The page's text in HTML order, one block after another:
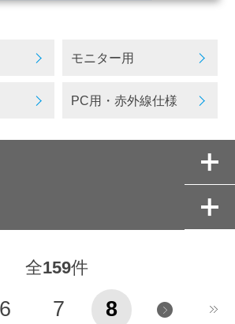
モニター用
PC用・赤外線仕様
全159件
6 7 8